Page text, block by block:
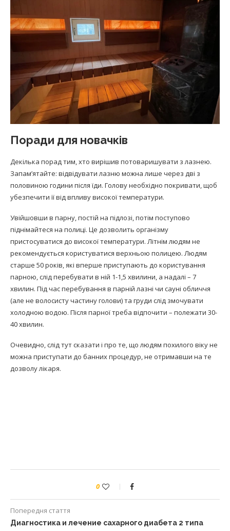
Поради для новачків
Декілька порад тим, хто вирішив потоваришувати з лазнею.
Запам’ятайте: відвідувати лазню можна лише через дві з
половиною години після їди. Голову необхідно покривати, щоб
убезпечити її від впливу високої температури.
Увійшовши в парну, постій на підлозі, потім поступово
піднімайтеся на полиці. Це дозволить організму
пристосуватися до високої температури. Літнім людям не
рекомендується користуватися верхньою полицею. Людям
старше 50 років, які вперше приступають до користування
парною, слід перебувати в ній 1-1,5 хвилини, а надалі – 7
хвилин. Під час перебування в парній лазні чи сауні обличчя
(але не волосисту частину голови) та груди слід змочувати
холодною водою. Після парної треба відпочити – полежати 30-
40 хвилин.
Очевидно, слід тут сказати і про те, що людям похилого віку не
можна приступати до банних процедур, не отримавши на те
дозволу лікаря.
0
Попередня стаття
Диагностика и лечение сахарного диабета 2 типа